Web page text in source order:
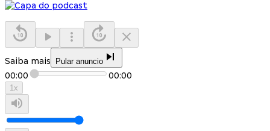
Saiba mais Pular anuncio
00:00 00:00
1x